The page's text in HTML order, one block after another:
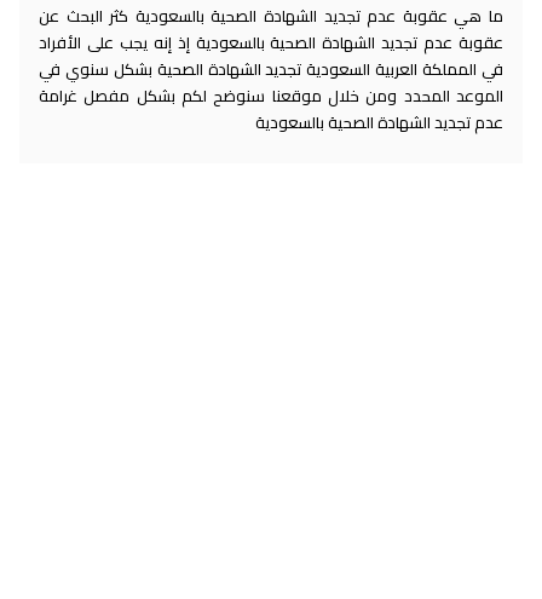
ما هي عقوبة عدم تجديد الشهادة الصحية بالسعودية كثر البحث عن
عقوبة عدم تجديد الشهادة الصحية بالسعودية إذ إنه يجب على الأفراد
في المملكة العربية السعودية تجديد الشهادة الصحية بشكل سنوي في
الموعد المحدد ومن خلال موقعنا سنوضح لكم بشكل مفصل غرامة
عدم تجديد الشهادة الصحية بالسعودية